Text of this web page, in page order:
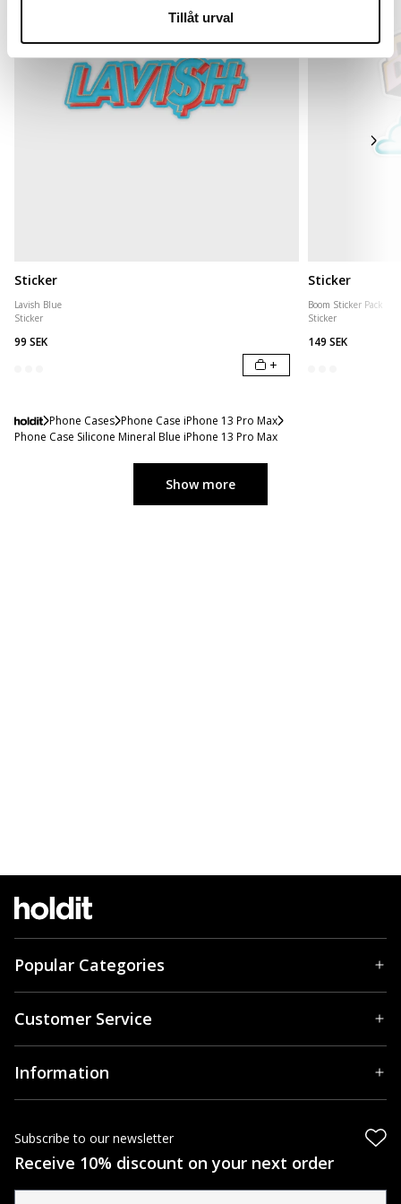
Tillåt urval
Sticker
Lavish Blue
Sticker
99 SEK
+
Sticker
Boom Sticker Pack
Sticker
149 SEK
Phone Cases Phone Case iPhone 13 Pro Max
Phone Case Silicone Mineral Blue iPhone 13 Pro Max
Show more
Popular Categories
Customer Service
Information
Subscribe to our newsletter
Receive 10% discount on your next order